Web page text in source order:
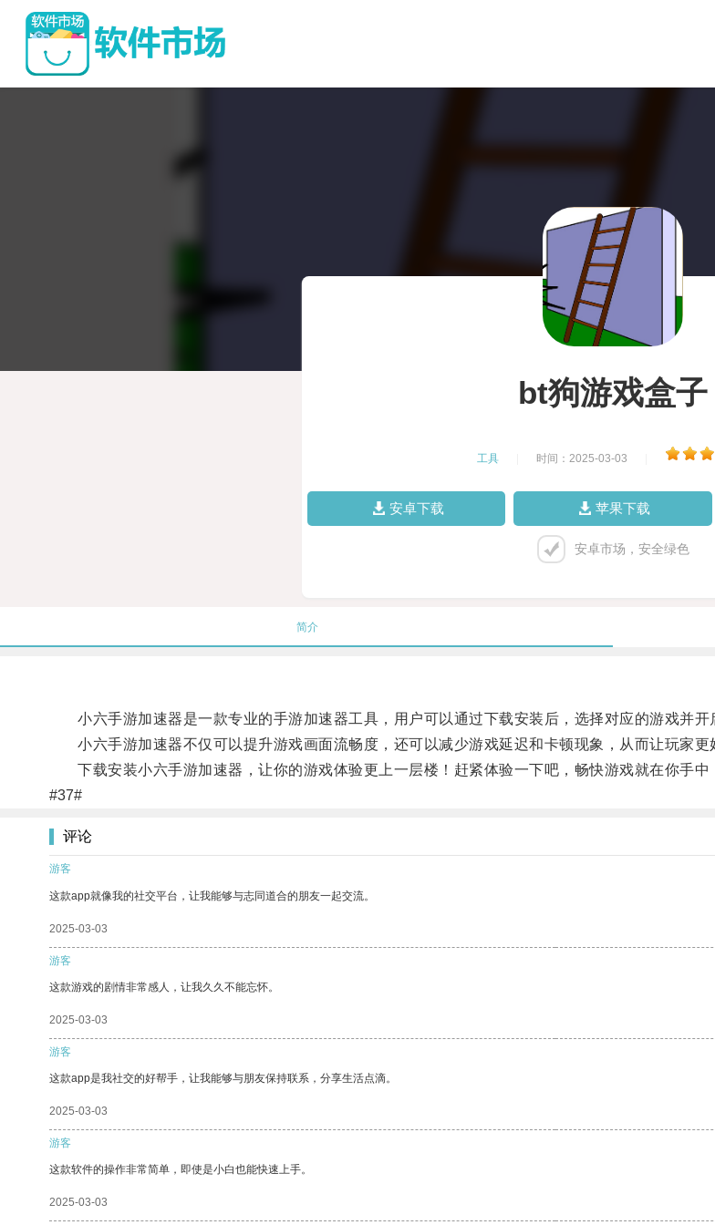
bt狗游戏盒子
工具 时间：2025-03-03
安卓下载 苹果下载
安卓市场，安全绿色
简介
小六手游加速器是一款专业的手游加速器工具，用户可以通过下载安装后，选择对应的游戏并开
小六手游加速器不仅可以提升游戏画面流畅度，还可以减少游戏延迟和卡顿现象，从而让玩家更
下载安装小六手游加速器，让你的游戏体验更上一层楼！赶紧体验一下吧，畅快游戏就在你手中
#37#
评论
游客
这款app就像我的社交平台，让我能够与志同道合的朋友一起交流。
2025-03-03
游客
这款游戏的剧情非常感人，让我久久不能忘怀。
2025-03-03
游客
这款app是我社交的好帮手，让我能够与朋友保持联系，分享生活点滴。
2025-03-03
游客
这款软件的操作非常简单，即使是小白也能快速上手。
2025-03-03